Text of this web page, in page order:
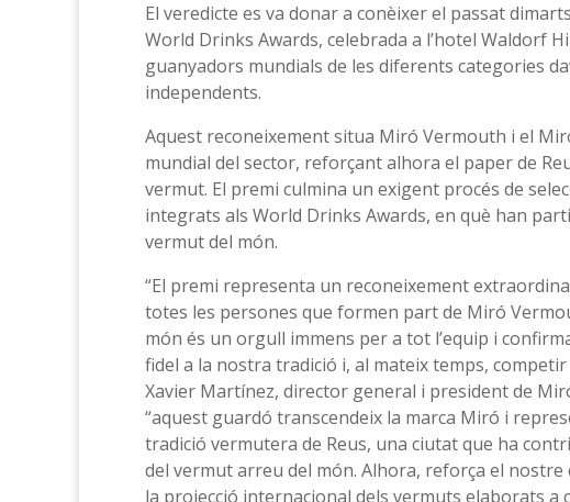
El veredicte es va donar a conèixer el passat
World Drinks Awards, celebrada a l’hotel Waldorf
guanyadors mundials de les diferents categories
independents.
Aquest reconeixement situa Miró Vermouth i el
mundial del sector, reforçant alhora el paper de
vermut. El premi culmina un exigent procés de
integrats als World Drinks Awards, en què han
vermut del món.
“El premi representa un reconeixement
totes les persones que formen part de Miró
món és un orgull immens per a tot l’equip i
fidel a la nostra tradició i, al mateix temps,
Xavier Martínez, director general i president de
“aquest guardó transcendeix la marca Miró i
tradició vermutera de Reus, una ciutat que ha
del vermut arreu del món. Alhora, reforça el nostre
la projecció internacional dels vermuts elaborats a